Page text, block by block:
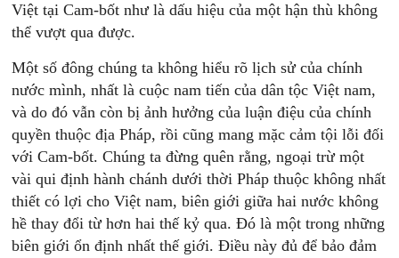
Việt tại Cam-bốt như là dấu hiệu của một hận thù không
thể vượt qua được.
Một số đông chúng ta không hiểu rõ lịch sử của chính
nước mình, nhất là cuộc nam tiến của dân tộc Việt nam,
và do đó vẫn còn bị ảnh hưởng của luận điệu của chính
quyền thuộc địa Pháp, rồi cũng mang mặc cảm tội lỗi đối
với Cam-bốt. Chúng ta đừng quên rằng, ngoại trừ một
vài qui định hành chánh dưới thời Pháp thuộc không nhất
thiết có lợi cho Việt nam, biên giới giữa hai nước không
hề thay đổi từ hơn hai thế kỷ qua. Đó là một trong những
biên giới ổn định nhất thế giới. Điều này đủ để bảo đảm